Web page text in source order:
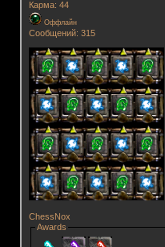
Карма: 44
Оффлайн
Сообщений: 315
ChessNox
Awards